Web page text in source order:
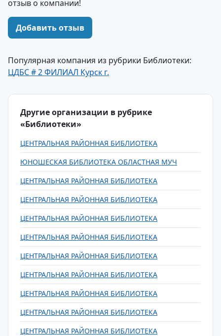
отзыв о компании!
Добавить отзыв
Популярная компания из рубрики Библиотеки:
ЦДБС # 2 ФИЛИАЛ Курск г.
Другие организации в рубрике
«Библиотеки»
ЦЕНТРАЛЬНАЯ РАЙОННАЯ БИБЛИОТЕКА
ЮНОШЕСКАЯ БИБЛИОТЕКА ОБЛАСТНАЯ МУЧ
ЦЕНТРАЛЬНАЯ РАЙОННАЯ БИБЛИОТЕКА
ЦЕНТРАЛЬНАЯ РАЙОННАЯ БИБЛИОТЕКА
ЦЕНТРАЛЬНАЯ РАЙОННАЯ БИБЛИОТЕКА
ЦЕНТРАЛЬНАЯ РАЙОННАЯ БИБЛИОТЕКА
ЦЕНТРАЛЬНАЯ РАЙОННАЯ БИБЛИОТЕКА
ЦЕНТРАЛЬНАЯ РАЙОННАЯ БИБЛИОТЕКА
ЦЕНТРАЛЬНАЯ РАЙОННАЯ БИБЛИОТЕКА
ЦЕНТРАЛЬНАЯ РАЙОННАЯ БИБЛИОТЕКА
ЦЕНТРАЛЬНАЯ РАЙОННАЯ БИБЛИОТЕКА